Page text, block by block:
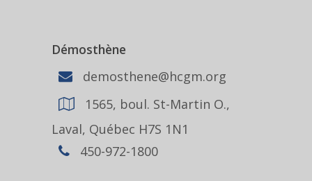
Démosthène
demosthene@hcgm.org
1565, boul. St-Martin O.,
Laval, Québec H7S 1N1
450-972-1800